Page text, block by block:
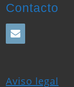
Contacto
Aviso legal